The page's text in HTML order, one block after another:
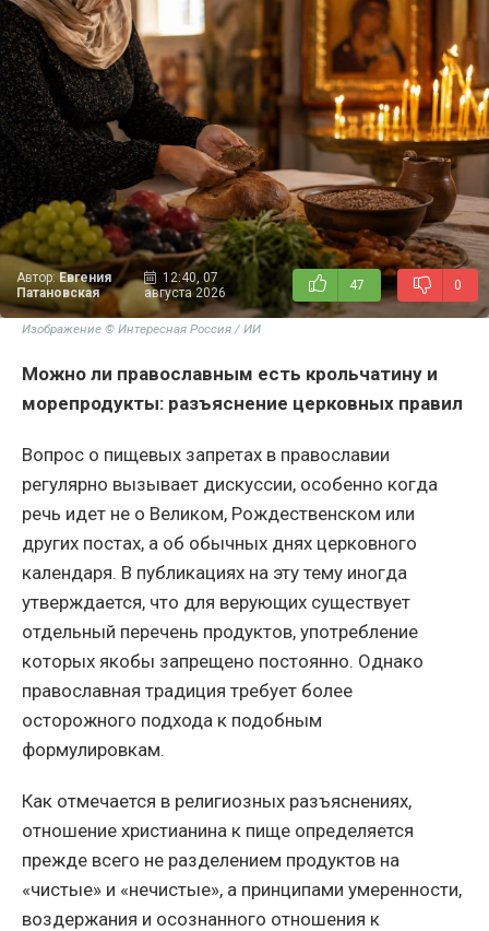
Автор:Евгения
Патановская
12:40, 07
августа 2026
47 0
Изображение © Интересная Россия / ИИ
Можно ли православным есть крольчатину и
морепродукты: разъяснение церковных правил
Вопрос о пищевых запретах в православии
регулярно вызывает дискуссии, особенно когда
речь идет не о Великом, Рождественском или
других постах, а об обычных днях церковного
календаря. В публикациях на эту тему иногда
утверждается, что для верующих существует
отдельный перечень продуктов, употребление
которых якобы запрещено постоянно. Однако
православная традиция требует более
осторожного подхода к подобным
формулировкам.
Как отмечается в религиозных разъяснениях,
отношение христианина к пище определяется
прежде всего не разделением продуктов на
«чистые» и «нечистые», а принципами умеренности,
воздержания и осознанного отношения к